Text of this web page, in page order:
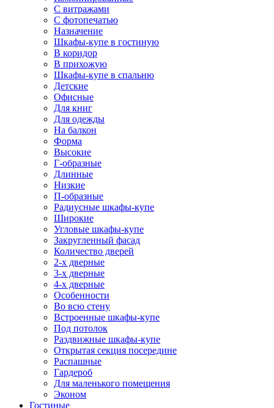
С витражами
С фотопечатью
Назначение
Шкафы-купе в гостиную
В коридор
В прихожую
Шкафы-купе в спальню
Детские
Офисные
Для книг
Для одежды
На балкон
Форма
Высокие
Г-образные
Длинные
Низкие
П-образные
Радиусные шкафы-купе
Широкие
Угловые шкафы-купе
Закругленный фасад
Количество дверей
2-х дверные
3-х дверные
4-х дверные
Особенности
Во всю стену
Встроенные шкафы-купе
Под потолок
Раздвижные шкафы-купе
Открытая секция посередине
Распашные
Гардероб
Для маленького помещения
Эконом
Гостиные